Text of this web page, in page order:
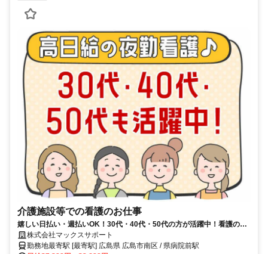
介護施設等での看護のお仕事
嬉しい日払い・週払いOK！30代・40代・50代の方が活躍中！看護の資
格活かせる！高収入可能な夜勤◎久しぶりにお仕事復帰したい方も歓迎♪
見回り中心の看護ワーク！
株式会社マックスサポート
勤務地最寄駅 [最寄駅] 広島県 広島市南区 / 県病院前駅